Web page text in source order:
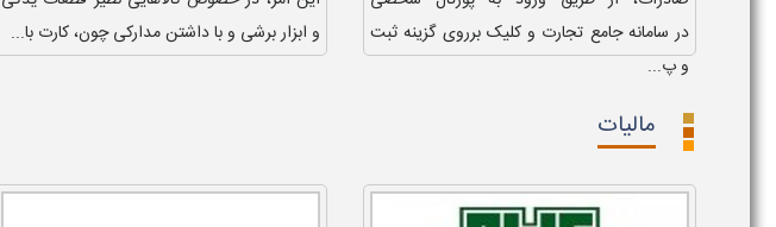
در سامانه جامع تجارت و کلیک برروی گزینه ثبت
و پ...
و ابزار برشی و با داشتن مدارکی چون، کارت با...
مالیات